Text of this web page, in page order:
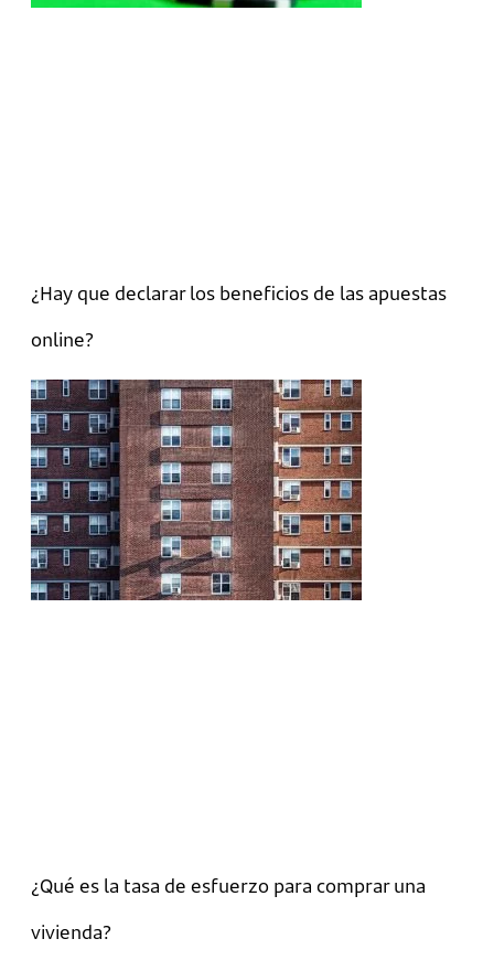
¿Hay que declarar los beneficios de las apuestas
online?
¿Qué es la tasa de esfuerzo para comprar una
vivienda?